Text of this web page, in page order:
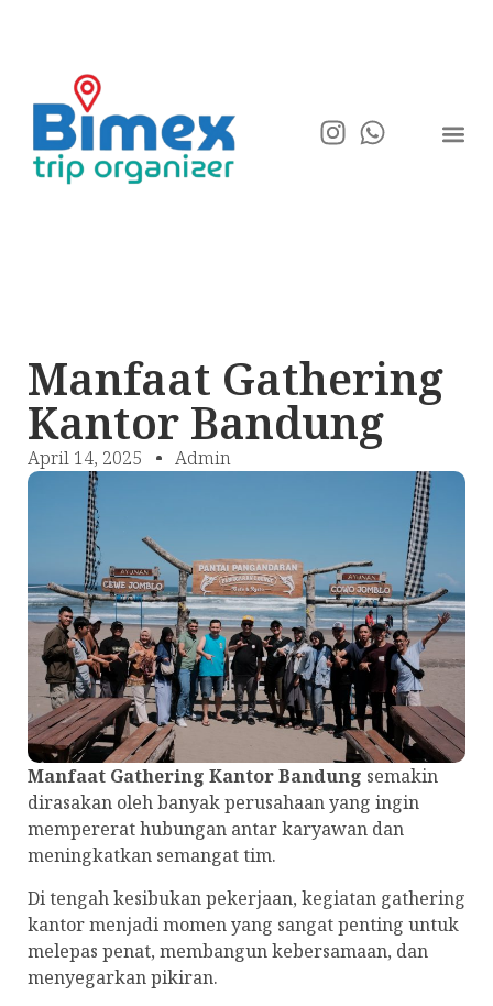
Manfaat Gathering
Kantor Bandung
April 14, 2025 Admin
Manfaat Gathering Kantor Bandung semakin
dirasakan oleh banyak perusahaan yang ingin
mempererat hubungan antar karyawan dan
meningkatkan semangat tim.
Di tengah kesibukan pekerjaan, kegiatan gathering
kantor menjadi momen yang sangat penting untuk
melepas penat, membangun kebersamaan, dan
menyegarkan pikiran.